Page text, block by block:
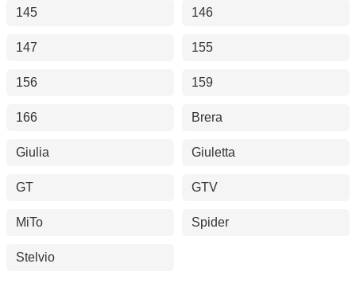
145
146
147 155
156 159
166 Brera
Giulia Giuletta
GT GTV
MiTo Spider
Stelvio